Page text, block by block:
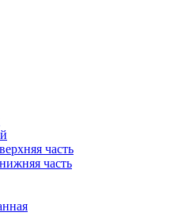
часть
часть